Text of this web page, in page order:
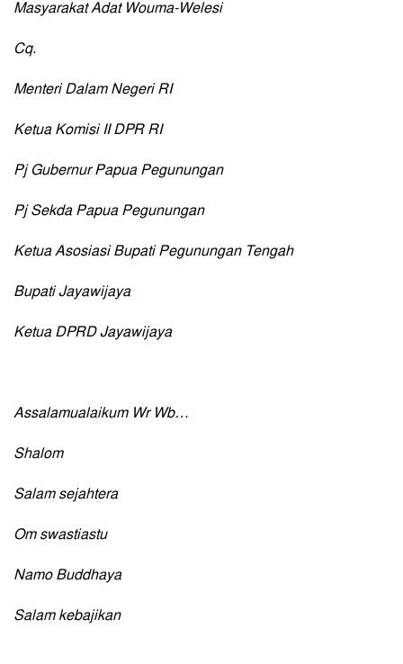
Masyarakat Adat Wouma-Welesi
Cq.
Menteri Dalam Negeri RI
Ketua Komisi II DPR RI
Pj Gubernur Papua Pegunungan
Pj Sekda Papua Pegunungan
Ketua Asosiasi Bupati Pegunungan Tengah
Bupati Jayawijaya
Ketua DPRD Jayawijaya
Assalamualaikum Wr Wb…
Shalom
Salam sejahtera
Om swastiastu
Namo Buddhaya
Salam kebajikan